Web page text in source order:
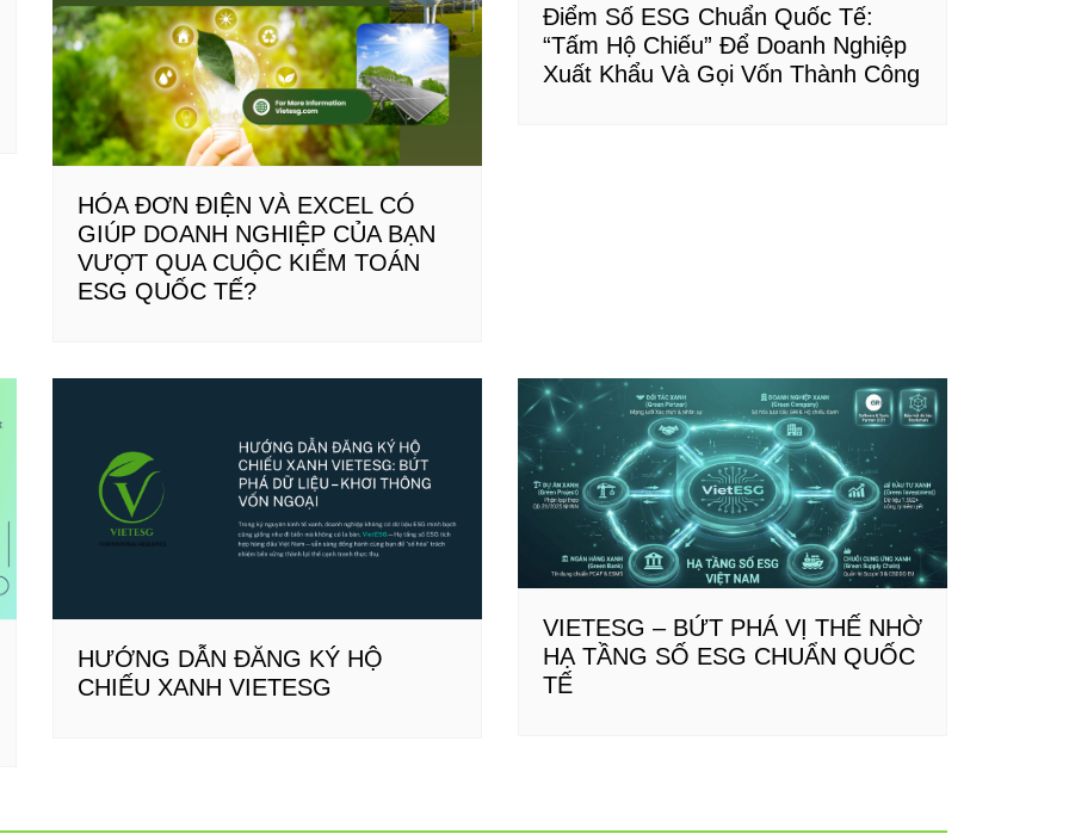
HÓA ĐƠN ĐIỆN VÀ EXCEL CÓ
GIÚP DOANH NGHIỆP CỦA BẠN
VƯỢT QUA CUỘC KIỂM TOÁN
ESG QUỐC TẾ?
Điểm Số ESG Chuẩn Quốc Tế:
“Tấm Hộ Chiếu” Để Doanh Nghiệp
Xuất Khẩu Và Gọi Vốn Thành Công
HƯỚNG DẪN ĐĂNG KÝ HỘ
CHIẾU XANH VIETESG
VIETESG – BỨT PHÁ VỊ THẾ NHỜ
HẠ TẦNG SỐ ESG CHUẨN QUỐC
TẾ